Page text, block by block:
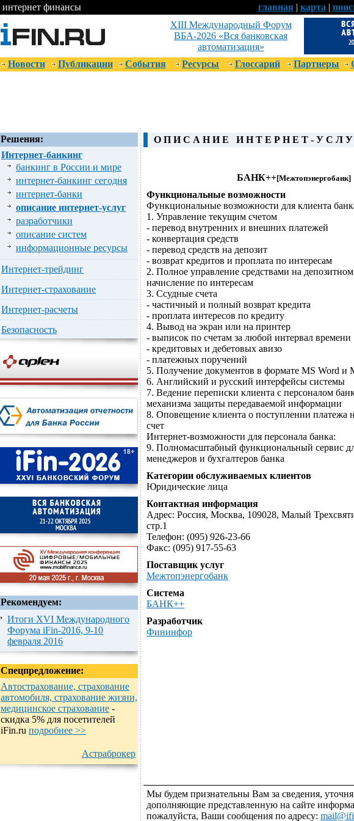
интернет финансы главная | карта |
XIII Международный Форум
ВБА-2026 «Вся банковская
автоматизация»
Новости
Публикации События Ресурсы Глоссарий Партнеры
Решения:
Интернет-банкинг
банкинг в России и мире
интернет-банкинг сегодня
интернет-банки
описание интернет-услуг
разработчики
описание систем
информационные ресурсы
Интернет-трейдинг
Интернет-страхование
Интернет-расчеты
Безопасность
Рекомендуем:
Итоги XVI Международного
Форума iFin-2016, 9-10
февраля 2016
Спецпредложение:
Автострахование, страхование
автомобиля, страхование жизни,
медицинское страхование -
cкидка 5% для посетителей
iFin.ru подробнеe >>
Астраброкер
О П И С А Н И Е И Н Т Е Р Н Е Т - У С Л У
БАНК++[Межтопэнергобанк]
Функциональные возможности
Функциональные возможности для клиента
1. Управление текущим счетом
- перевод внутренних и внешних платежей
- конвертация средств
- перевод средств на депозит
- возврат кредитов и проплата по интересам
2. Полное управление средствами на
начисление по интересам
3. Ссудные счета
- частичный и полный возврат кредита
- проплата интересов по кредиту
4. Вывод на экран или на принтер
- выписок по счетам за любой интервал времени
- кредитовых и дебетовых авизо
- платежных поручений
5. Получение документов в формате MS Word и
6. Английский и русский интерфейсы системы
7. Ведение переписки клиента с персоналом
механизма защиты передаваемой информации
8. Оповещение клиента о поступлении платежа
счет
Интернет-возможности для персонала банка:
9. Полномасштабный функциональный сервис
менеджеров и бухгалтеров банка
Категории обслуживаемых клиентов
Юридические лица
Контактная информация
Адрес: Россия, Москва, 109028, Малый
стр.1
Телефон: (095) 926-23-66
Факс: (095) 917-55-63
Поставщик услуг
Межтопэнергобанк
Система
БАНК++
Разработчик
Фининфор
Мы будем признательны Вам за сведения,
дополняющие представленную на сайте
пожалуйста, Ваши сообщения по адресу: